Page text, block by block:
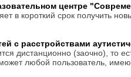
центре
в короткий срок получить
с расстройствами
дистанционно (заочно), то
любой пользователь,